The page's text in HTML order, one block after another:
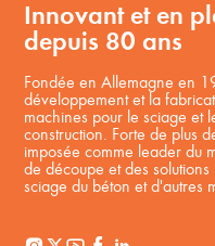
Innovant et en
depuis 80 ans
Fondée en Allemagne en
développement et la
machines pour le sciage et
construction. Forte de plus
imposée comme leader du
de découpe et des
sciage du béton et d'autres